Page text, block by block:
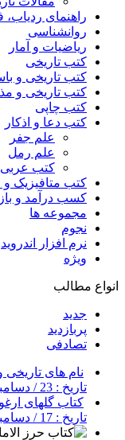
راهنمای
روانشناسی
ریاضیات و آمار
کتب تاریخی
کتب تاریخی و
کتب تاریخی و
کتب چاپی
کتب دعا و اذکار
علم جفر
علم رمل
کتب عربی
کتب متافیزیک و
کسب درآمد و
مجموعه ها
نجوم
نرم افزار اندروید
ویژه
انواع مطالب
جدید
پربازدید
تصادفی
نام های
تاریخ : 23 / دسامبر / 2019
کتاب گلهای
تاریخ : 17 / دسامبر / 2019